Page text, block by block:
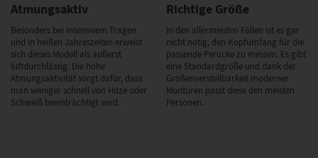
Atmungsaktiv
Besonders bei intensivem Tragen
und in heißen Jahreszeiten erweist
sich dieses Modell als äußerst
luftdurchlässig. Die hohe
Atmungsaktivität sorgt dafür, dass
man weniger schnell von Hitze oder
Schweiß beeinträchtigt wird.
Richtige Größe
In den allermeisten Fällen ist es gar
nicht nötig, den Kopfumfang für die
passende Perücke zu messen. Es gibt
eine Standardgröße und dank der
Größenverstellbarkeit moderner
Monturen passt diese den meisten
Personen.